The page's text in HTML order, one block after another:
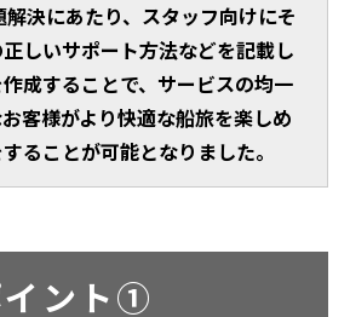
決にあたり、スタッフ向けにそ
しいサポート方法などを記載し
成することで、サービスの均一
客様がより快適な船旅を楽しめ
ることが可能となりました。
イント①